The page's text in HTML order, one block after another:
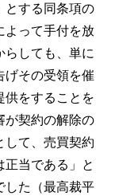
とする同条項の
よって手付を放
しても、単に
げその受領を催
供をすることを
が契約の解除の
して、売買契約
当である」と
した（最高裁平